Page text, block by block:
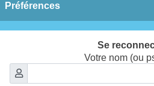
Préférences
Se
Votre nom (ou